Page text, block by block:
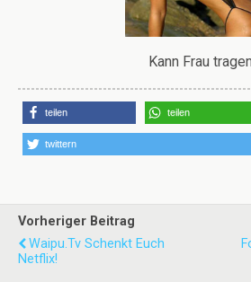
Kann Frau
teilen teilen
twittern
Vorheriger Beitrag
Waipu.tv Schenkt Euch
Netflix!